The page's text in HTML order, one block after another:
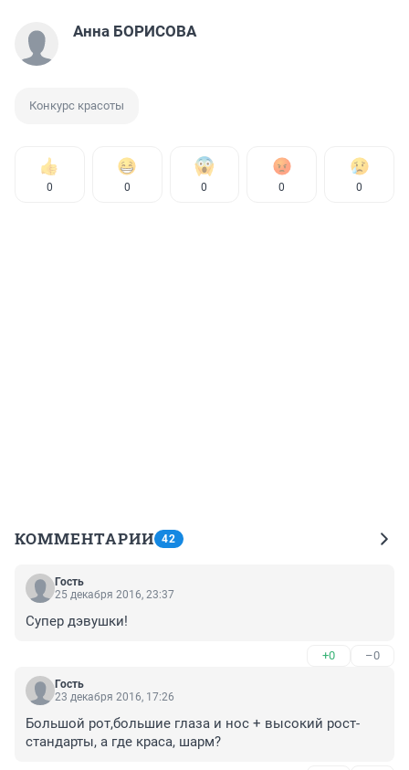
Анна БОРИСОВА
Конкурс красоты
0 0 0 0 0
КОММЕНТАРИИ 42
Гость
25 декабря 2016, 23:37
Супер дэвушки!
+0 –0
Гость
23 декабря 2016, 17:26
Большой рот,большие глаза и нос + высокий рост-
стандарты, а где краса, шарм?